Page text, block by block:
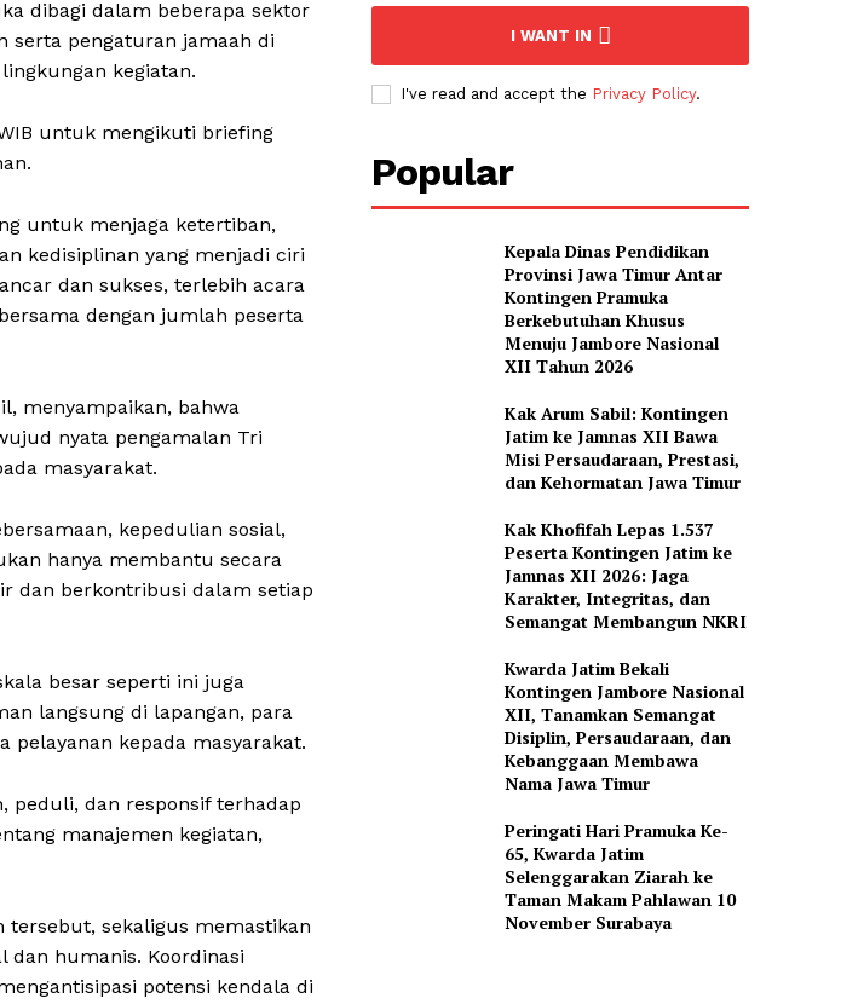
dibagi dalam beberapa sektor
serta pengaturan jamaah di
kegiatan.
untuk mengikuti briefing
untuk menjaga ketertiban,
kedisiplinan yang menjadi ciri
dan sukses, terlebih acara
dengan jumlah peserta
menyampaikan, bahwa
nyata pengamalan Tri
masyarakat.
kepedulian sosial,
hanya membantu secara
dan berkontribusi dalam setiap
besar seperti ini juga
langsung di lapangan, para
pelayanan kepada masyarakat.
peduli, dan responsif terhadap
manajemen kegiatan,
sekaligus memastikan
dan humanis. Koordinasi
potensi kendala di
I WANT IN
I've read and accept the Privacy Policy.
Popular
Kepala Dinas Pendidikan
Provinsi Jawa Timur Antar
Kontingen Pramuka
Berkebutuhan Khusus
Menuju Jambore Nasional
XII Tahun 2026
Kak Arum Sabil: Kontingen
Jatim ke Jamnas XII Bawa
Misi Persaudaraan, Prestasi,
dan Kehormatan Jawa Timur
Kak Khofifah Lepas 1.537
Peserta Kontingen Jatim ke
Jamnas XII 2026: Jaga
Karakter, Integritas, dan
Semangat Membangun NKRI
Kwarda Jatim Bekali
Kontingen Jambore Nasional
XII, Tanamkan Semangat
Disiplin, Persaudaraan, dan
Kebanggaan Membawa
Nama Jawa Timur
Peringati Hari Pramuka Ke-
65, Kwarda Jatim
Selenggarakan Ziarah ke
Taman Makam Pahlawan 10
November Surabaya